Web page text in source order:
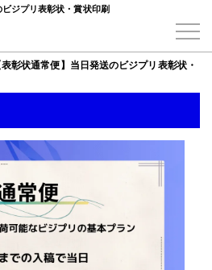
ジプリ表彰状・賞状印刷
表彰状通常便】当日発送のビジプリ表彰状・